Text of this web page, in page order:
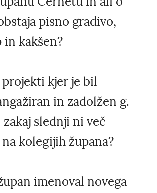
pisno gradivo,
in kakšen?
projekti kjer je bil
in zadolžen g.
slednji ni več
kolegijih župana?
imenoval novega